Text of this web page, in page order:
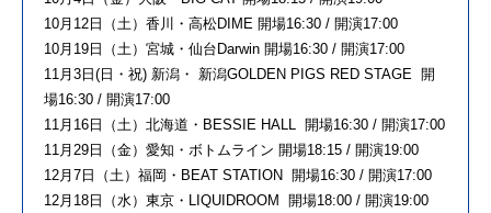
10月12日（土）香川・高松DIME 開場16:30 / 開演17:00
10月19日（土）宮城・仙台Darwin 開場16:30 / 開演17:00
11月3日(日・祝) 新潟・ 新潟GOLDEN PIGS RED STAGE 開
場16:30 / 開演17:00
11月16日（土）北海道・BESSIE HALL 開場16:30 / 開演17:00
11月29日（金）愛知・ボトムライン 開場18:15 / 開演19:00
12月7日（土）福岡・BEAT STATION 開場16:30 / 開演17:00
12月18日（水）東京・LIQUIDROOM 開場18:00 / 開演19:00